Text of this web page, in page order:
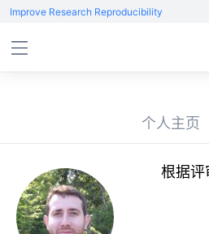
Improve Research Reproducibility
个人主页
根据评